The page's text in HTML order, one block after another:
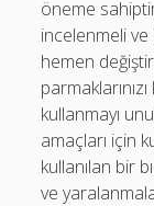
öneme
incelenmeli ve
hemen
kullanmayı
amaçları için
kullanılan bir
ve